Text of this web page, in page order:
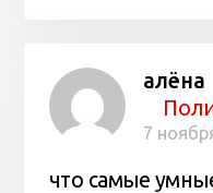
алёна
7
что самые